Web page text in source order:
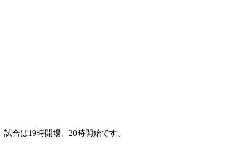
合は19時開場、20時開始です。